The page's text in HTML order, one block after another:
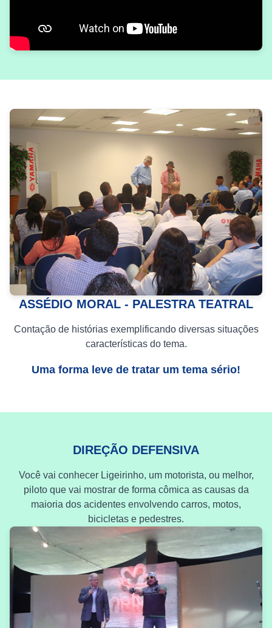
ASSÉDIO MORAL - PALESTRA TEATRAL
Contação de histórias exemplificando diversas situações
características do tema.
Uma forma leve de tratar um tema sério!
DIREÇÃO DEFENSIVA
Você vai conhecer Ligeirinho, um motorista, ou melhor,
piloto que vai mostrar de forma cômica as causas da
maioria dos acidentes envolvendo carros, motos,
bicicletas e pedestres.